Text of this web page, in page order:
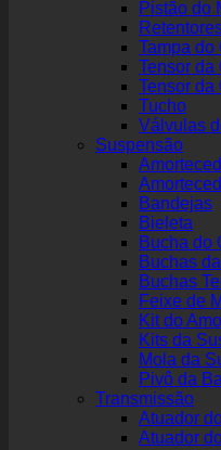
Pistão do
Tampa do
Tensor da
Tensor da
Tucho
Válvulas
Suspensão
Bandejas
Bieleta
Bucha do
Buchas
Buchas
Feixe de
Kit do
Kits da
Mola da
Pivô da
Transmissão
Atuador
Atuador